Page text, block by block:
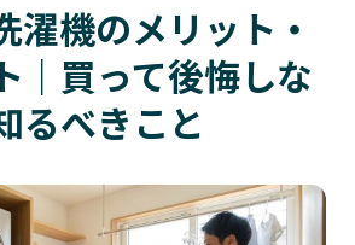
濯機のメリット・
｜買って後悔しな
るべきこと